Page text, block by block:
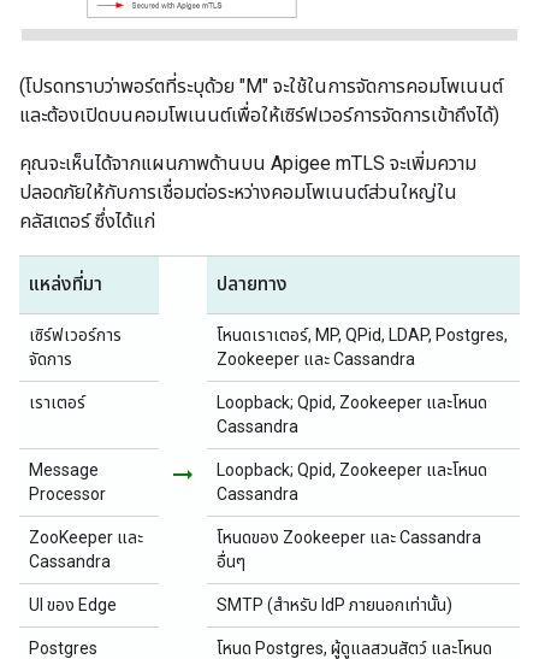
(โปรดทราบว่าพอร์ตที่ระบุด้วย "M" จะใช้ในการจัดการคอมโพเนนต์
และต้องเปิดบนคอมโพเนนต์เพื่อให้เซิร์ฟเวอร์การจัดการเข้าถึงได้)
คุณจะเห็นได้จากแผนภาพด้านบน Apigee mTLS จะเพิ่มความ
ปลอดภัยให้กับการเชื่อมต่อระหว่างคอมโพเนนต์ส่วนใหญ่ใน
คลัสเตอร์ ซึ่งได้แก่
แหล่งที่มา
arrow_right_alt
ปลายทาง
เซิร์ฟเวอร์การ
จัดการ
โหนดเราเตอร์, MP, QPid, LDAP, Postgres,
Zookeeper และ Cassandra
เราเตอร์
Loopback; Qpid, Zookeeper และโหนด
Cassandra
Message
Processor
Loopback; Qpid, Zookeeper และโหนด
Cassandra
ZooKeeper และ
Cassandra
โหนดของ Zookeeper และ Cassandra
อื่นๆ
UI ของ Edge SMTP (สำหรับ IdP ภายนอกเท่านั้น)
Postgres
โหนด Postgres, ผู้ดูแลสวนสัตว์ และโหนด